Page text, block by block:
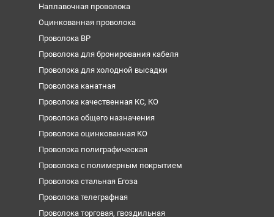
Наплавочная проволока
Оцинкованная проволока
Проволока ВР
Проволока для бронирования кабеля
Проволока для холодной высадки
Проволока канатная
Проволока качественная КС, КО
Проволока общего назначения
Проволока оцинкованная КО
Проволока полиграфическая
Проволока с полимерным покрытием
Проволока стальная Егоза
Проволока телеграфная
Проволока торговая, гвоздильная